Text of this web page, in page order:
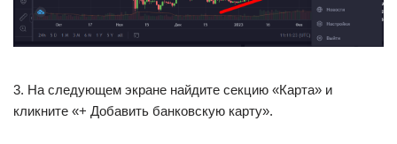
3. На следующем экране найдите секцию «Карта» и
кликните «+ Добавить банковскую карту».